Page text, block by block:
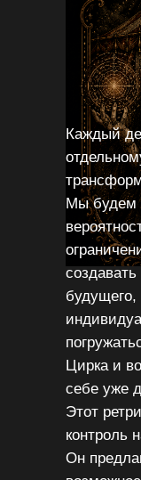
Каждый
Мы будем
будущего,
Цирка и
себе уже
Этот
контроль
Он